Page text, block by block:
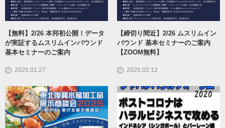
【無料】2/26 本邦初公開！データ
が実証するムスリムインバウンド
基本セミナーのご案内
2025.01.27
【締切り間近】2/26 ムスリムイン
バウンド 基本セミナーのご案内
【ZOOM無料】
2025.02.12